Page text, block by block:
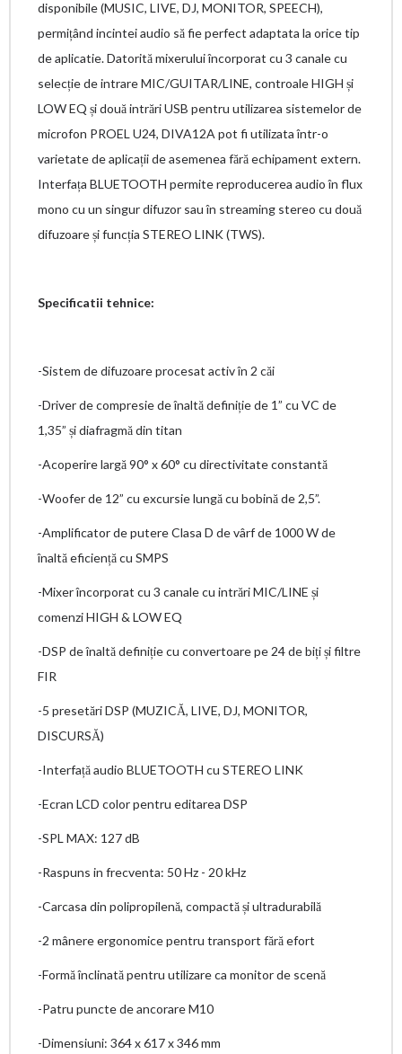
disponibile (MUSIC, LIVE, DJ, MONITOR, SPEECH),
permițând incintei audio să fie perfect adaptata la orice tip
de aplicatie. Datorită mixerului încorporat cu 3 canale cu
selecție de intrare MIC/GUITAR/LINE, controale HIGH și
LOW EQ și două intrări USB pentru utilizarea sistemelor de
microfon PROEL U24, DIVA12A pot fi utilizata într-o
varietate de aplicații de asemenea fără echipament extern.
Interfața BLUETOOTH permite reproducerea audio în flux
mono cu un singur difuzor sau în streaming stereo cu două
difuzoare și funcția STEREO LINK (TWS).
Specificatii tehnice:
-Sistem de difuzoare procesat activ în 2 căi
-Driver de compresie de înaltă definiție de 1” cu VC de
1,35” și diafragmă din titan
-Acoperire largă 90° x 60° cu directivitate constantă
-Woofer de 12” cu excursie lungă cu bobină de 2,5”.
-Amplificator de putere Clasa D de vârf de 1000 W de
înaltă eficiență cu SMPS
-Mixer încorporat cu 3 canale cu intrări MIC/LINE și
comenzi HIGH & LOW EQ
-DSP de înaltă definiție cu convertoare pe 24 de biți și filtre
FIR
-5 presetări DSP (MUZICĂ, LIVE, DJ, MONITOR,
DISCURSĂ)
-Interfață audio BLUETOOTH cu STEREO LINK
-Ecran LCD color pentru editarea DSP
-SPL MAX: 127 dB
-Raspuns in frecventa: 50 Hz - 20 kHz
-Carcasa din polipropilenă, compactă și ultradurabilă
-2 mânere ergonomice pentru transport fără efort
-Formă înclinată pentru utilizare ca monitor de scenă
-Patru puncte de ancorare M10
-Dimensiuni: 364 x 617 x 346 mm